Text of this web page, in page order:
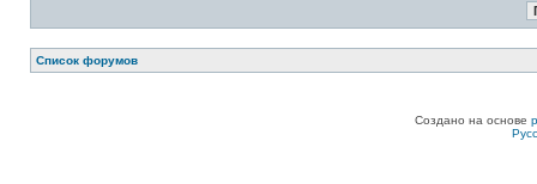
Список форумов
Создано на основе